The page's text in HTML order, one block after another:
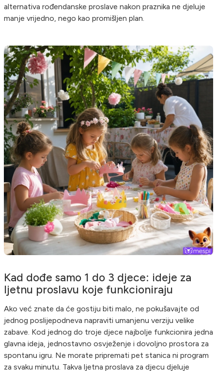
alternativa rođendanske proslave nakon praznika ne djeluje
manje vrijedno, nego kao promišljen plan.
Kad dođe samo 1 do 3 djece: ideje za
ljetnu proslavu koje funkcioniraju
Ako već znate da će gostiju biti malo, ne pokušavajte od
jednog poslijepodneva napraviti umanjenu verziju velike
zabave. Kod jednog do troje djece najbolje funkcionira jedna
glavna ideja, jednostavno osvježenje i dovoljno prostora za
spontanu igru. Ne morate pripremati pet stanica ni program
za svaku minutu. Takva ljetna proslava za djecu djeluje